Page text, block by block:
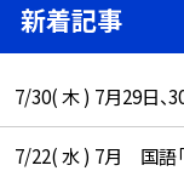
新着記事
7/30( 木 ) 7月29日、
7/22( 水 ) 7月 国語「